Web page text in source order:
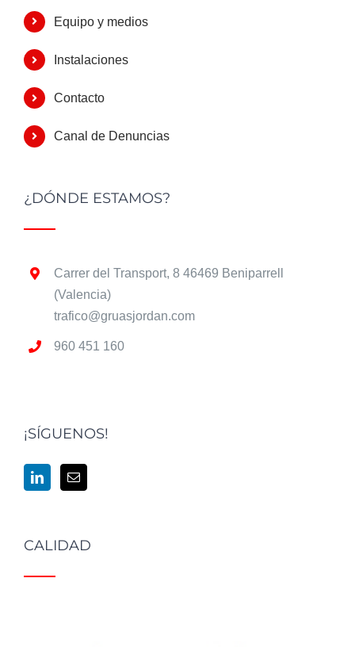
Equipo y medios
Instalaciones
Contacto
Canal de Denuncias
¿DÓNDE ESTAMOS?
Carrer del Transport, 8 46469 Beniparrell
(Valencia)
trafico@gruasjordan.com
960 451 160
¡SÍGUENOS!
CALIDAD